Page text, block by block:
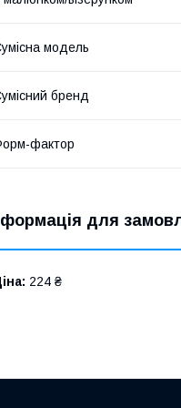
модель
бренд
фактор
для
224 ₴